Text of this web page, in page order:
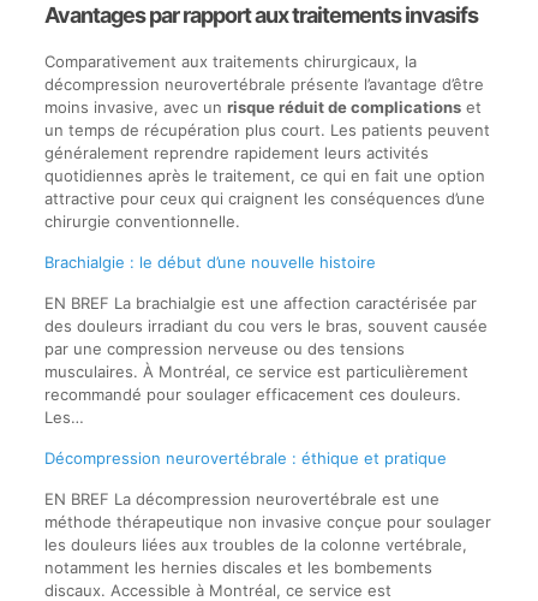
Avantages par rapport aux traitements invasifs
Comparativement aux traitements chirurgicaux, la
décompression neurovertébrale présente l’avantage d’être
moins invasive, avec un risque réduit de complicationset
un temps de récupération plus court. Les patients peuvent
généralement reprendre rapidement leurs activités
quotidiennes après le traitement, ce qui en fait une option
attractive pour ceux qui craignent les conséquences d’une
chirurgie conventionnelle.
Brachialgie : le début d’une nouvelle histoire
EN BREF La brachialgie est une affection caractérisée par
des douleurs irradiant du cou vers le bras, souvent causée
par une compression nerveuse ou des tensions
musculaires. À Montréal, ce service est particulièrement
recommandé pour soulager efficacement ces douleurs.
Les…
Décompression neurovertébrale : éthique et pratique
EN BREF La décompression neurovertébrale est une
méthode thérapeutique non invasive conçue pour soulager
les douleurs liées aux troubles de la colonne vertébrale,
notamment les hernies discales et les bombements
discaux. Accessible à Montréal, ce service est